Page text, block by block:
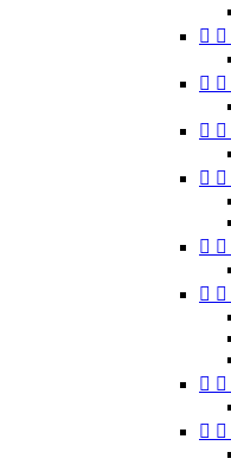
 
 
 
 
 
 
 
 